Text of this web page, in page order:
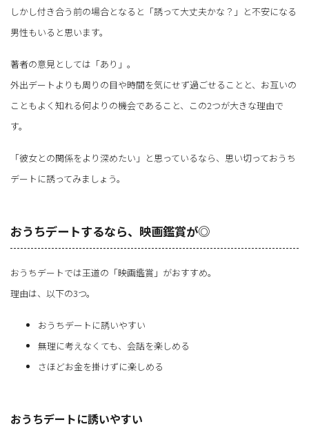
しかし付き合う前の場合となると「誘って大丈夫かな？」と不安になる
男性もいると思います。
著者の意見としては「あり」。
外出デートよりも周りの目や時間を気にせず過ごせることと、お互いの
こともよく知れる何よりの機会であること、この2つが大きな理由で
す。
「彼女との関係をより深めたい」と思っているなら、思い切っておうち
デートに誘ってみましょう。
おうちデートするなら、映画鑑賞が◎
おうちデートでは王道の「映画鑑賞」がおすすめ。
理由は、以下の3つ。
おうちデートに誘いやすい
無理に考えなくても、会話を楽しめる
さほどお金を掛けずに楽しめる
おうちデートに誘いやすい